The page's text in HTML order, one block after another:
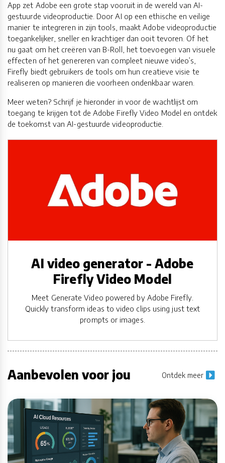
App zet Adobe een grote stap vooruit in de wereld van AI-
gestuurde videoproductie. Door AI op een ethische en veilige
manier te integreren in zijn tools, maakt Adobe videoproductie
toegankelijker, sneller en krachtiger dan ooit tevoren. Of het
nu gaat om het creëren van B-Roll, het toevoegen van visuele
effecten of het genereren van compleet nieuwe video’s,
Firefly biedt gebruikers de tools om hun creatieve visie te
realiseren op manieren die voorheen ondenkbaar waren.
Meer weten? Schrijf je hieronder in voor de wachtlijst om
toegang te krijgen tot de Adobe Firefly Video Model en ontdek
de toekomst van AI-gestuurde videoproductie.
AI video generator - Adobe
Firefly Video Model
Meet Generate Video powered by Adobe Firefly.
Quickly transform ideas to video clips using just text
prompts or images.
Aanbevolen voor jou Ontdek meer